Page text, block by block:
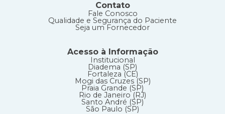
Contato
Fale Conosco
Qualidade e Segurança do Paciente
Seja um Fornecedor
Acesso à Informação
Institucional
Diadema (SP)
Fortaleza (CE)
Mogi das Cruzes (SP)
Praia Grande (SP)
Rio de Janeiro (RJ)
Santo André (SP)
São Paulo (SP)